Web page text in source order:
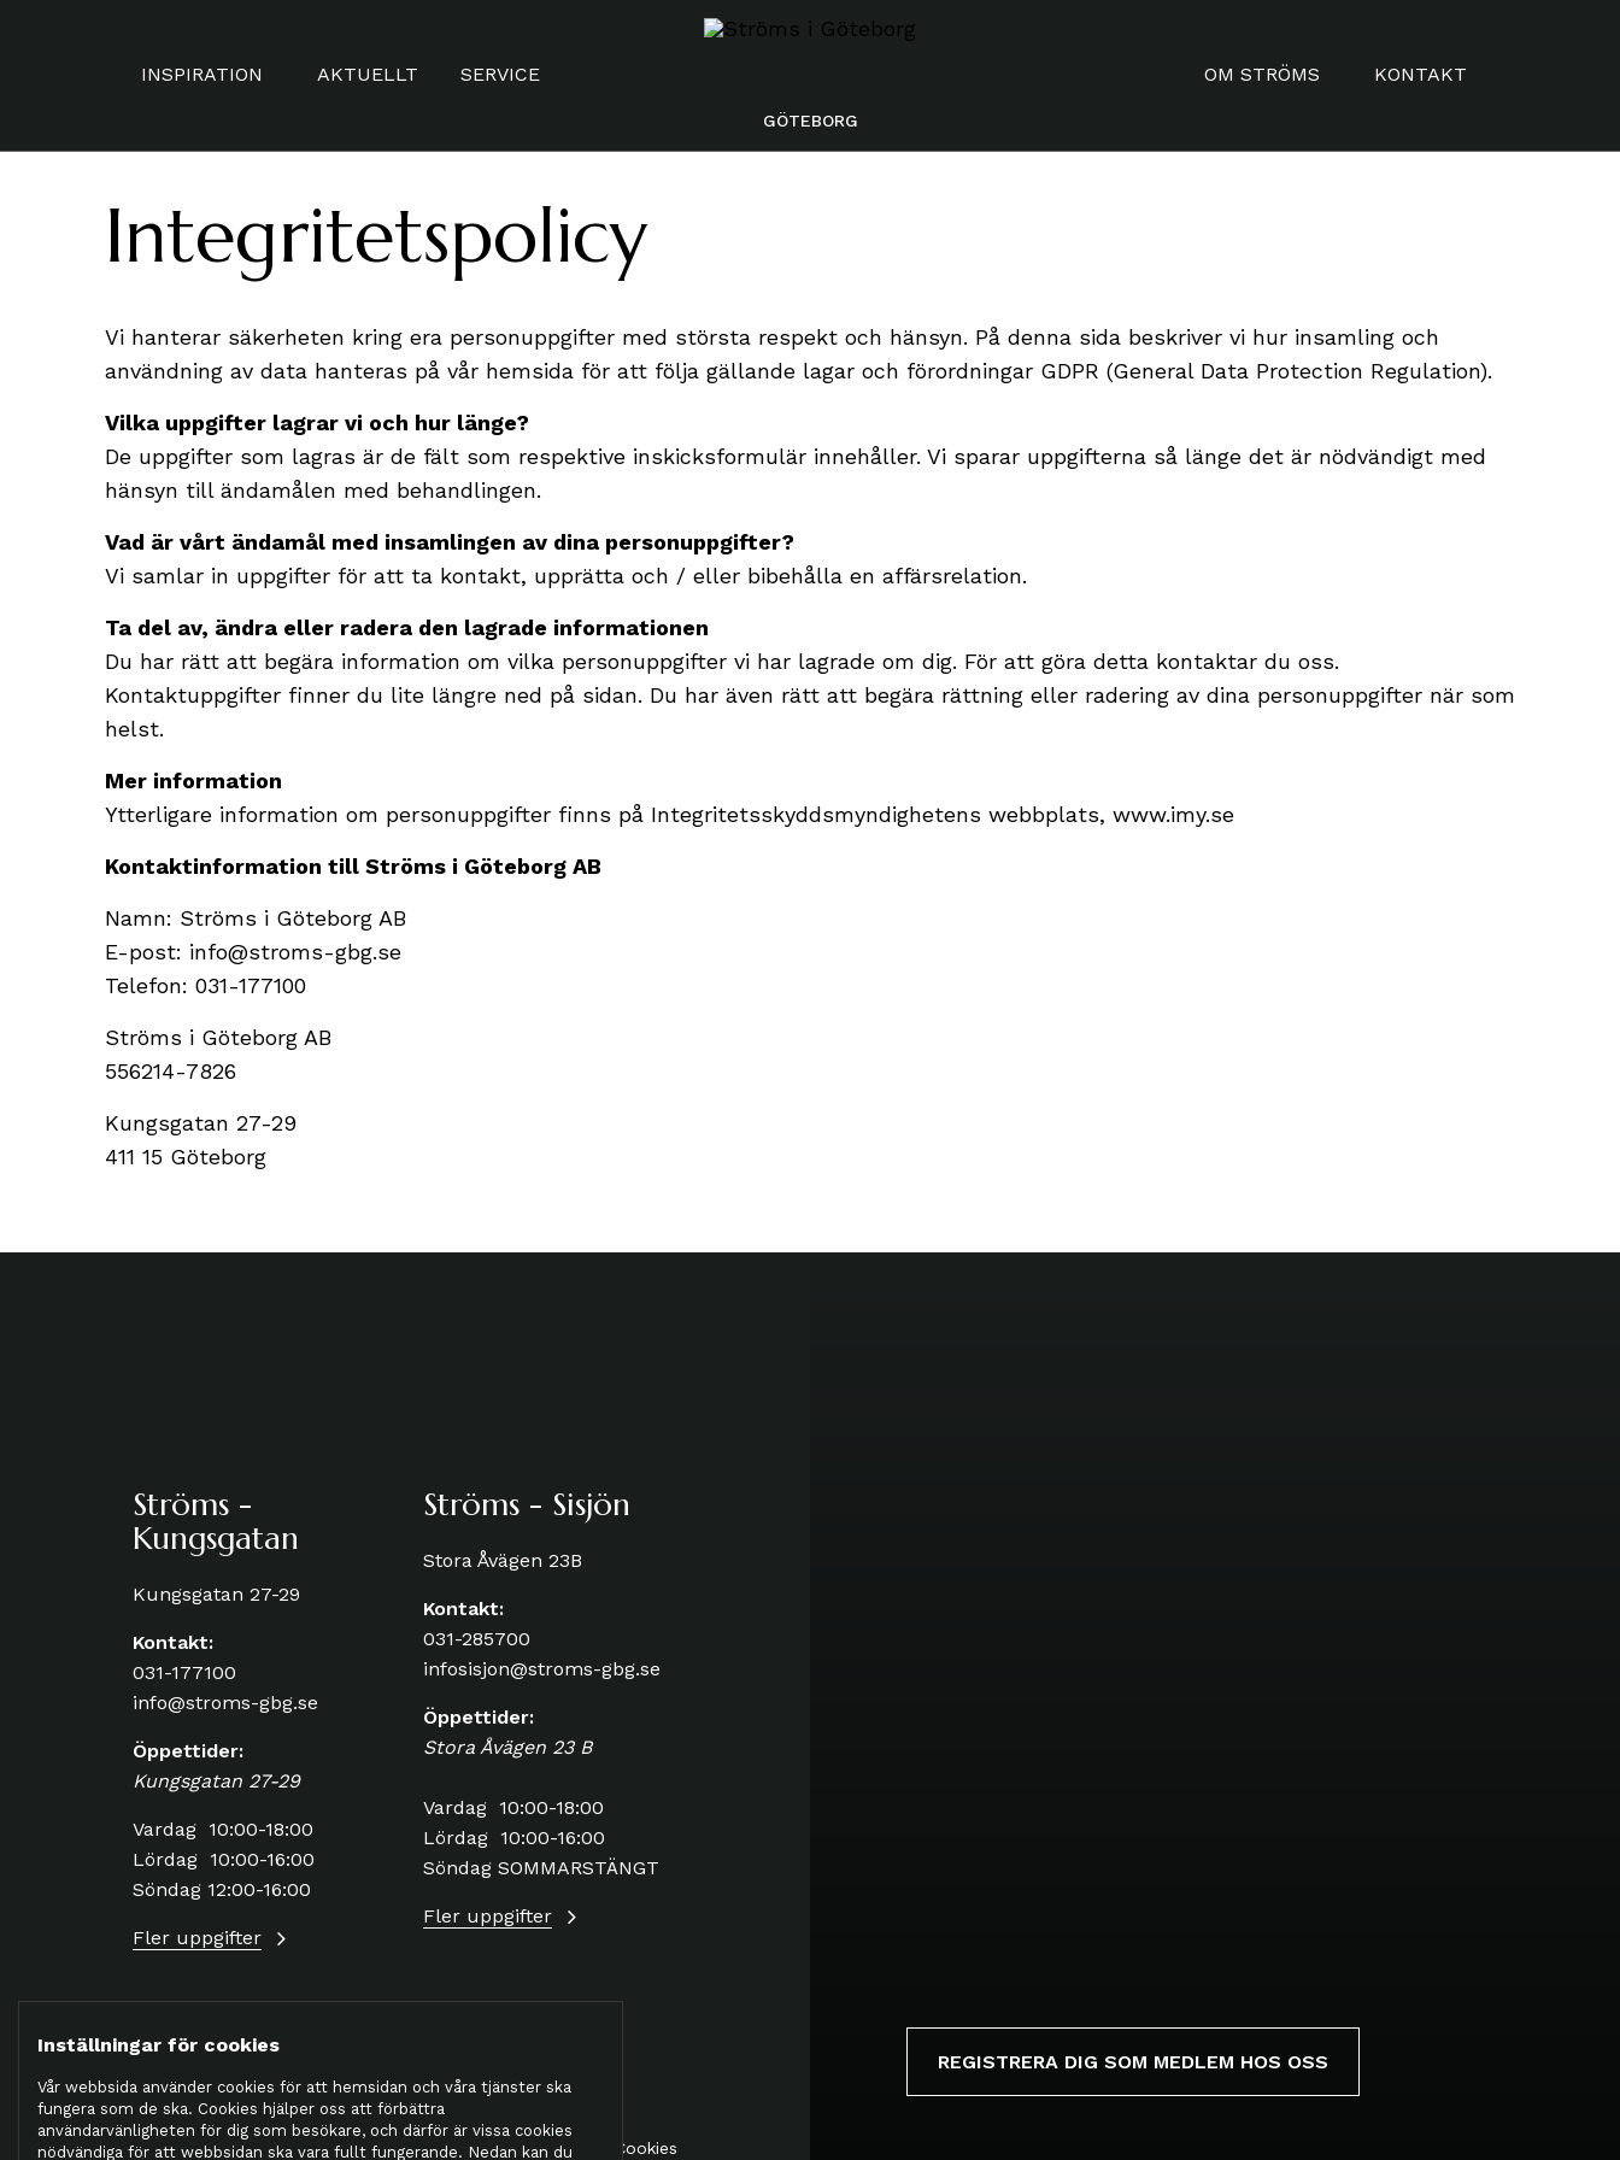
INSPIRATION
DAM
AKTUELLT SERVICE
MÅTTBESTÄLLNING
DISTANSKÖP
VAXNING AV BARBOURJACKOR
GÖTEBORG
OM STRÖMS
AUF DEUTSCH
KONTAKT
Integritetspolicy
Vi hanterar säkerheten kring era personuppgifter med största respekt och hänsyn. På denna sida beskriver vi hur insamling och
användning av data hanteras på vår hemsida för att följa gällande lagar och förordningar GDPR (General Data Protection Regulation).
Vilka uppgifter lagrar vi och hur länge?
De uppgifter som lagras är de fält som respektive inskicksformulär innehåller. Vi sparar uppgifterna så länge det är nödvändigt med
hänsyn till ändamålen med behandlingen.
Vad är vårt ändamål med insamlingen av dina personuppgifter?
Vi samlar in uppgifter för att ta kontakt, upprätta och / eller bibehålla en affärsrelation.
Ta del av, ändra eller radera den lagrade informationen
Du har rätt att begära information om vilka personuppgifter vi har lagrade om dig. För att göra detta kontaktar du oss.
Kontaktuppgifter finner du lite längre ned på sidan. Du har även rätt att begära rättning eller radering av dina personuppgifter när som
helst.
Mer information
Ytterligare information om personuppgifter finns på Integritetsskyddsmyndighetens webbplats, www.imy.se
Kontaktinformation till Ströms i Göteborg AB
Namn: Ströms i Göteborg AB
E-post: info@stroms-gbg.se
Telefon: 031-177100
Ströms i Göteborg AB
556214-7826
Kungsgatan 27-29
411 15 Göteborg
Ströms -
Kungsgatan
Kungsgatan 27-29
Kontakt:
031-177100
info@stroms-gbg.se
Öppettider:
Kungsgatan 27-29
Vardag 10:00-18:00
Lördag 10:00-16:00
Söndag 12:00-16:00
Fler uppgifter
Ströms - Sisjön
Stora Åvägen 23B
Kontakt:
031-285700
infosisjon@stroms-gbg.se
Öppettider:
Stora Åvägen 23 B
Vardag 10:00-18:00
Lördag 10:00-16:00
Söndag SOMMARSTÄNGT
Fler uppgifter
2026 © Ströms Integritetspolicy Cookies
REGISTRERA DIG SOM MEDLEM HOS OSS
Inställningar för cookies
Vår webbsida använder cookies för att hemsidan och våra tjänster ska
fungera som de ska. Cookies hjälper oss att förbättra
användarvänligheten för dig som besökare, och därför är vissa cookies
nödvändiga för att webbsidan ska vara fullt fungerande. Nedan kan du